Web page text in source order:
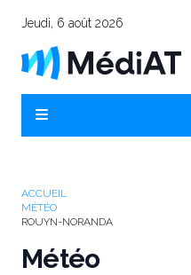
Jeudi, 6 août 2026
ACCUEIL
MÉTÉO
ROUYN-NORANDA
Météo